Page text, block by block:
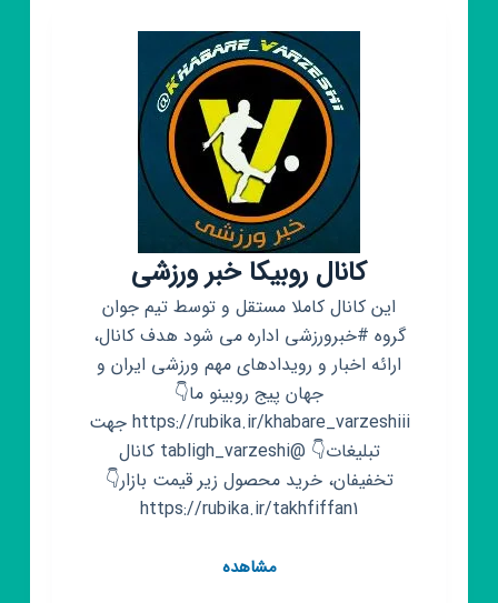
کانال روبیکا خبر ورزشی
این کانال کاملا مستقل و توسط تیم جوان
گروه #خبرورزشی اداره می شود هدف کانال،
ارائه اخبار و رویدادهای مهم ورزشی ایران و
جهان پیج روبینو ما👇
https://rubika.ir/khabare_varzeshiii جهت
تبلیغات👇 @tabligh_varzeshi کانال
تخفیفان، خرید محصول زیر قیمت بازار👇
https://rubika.ir/takhfiffan1
مشاهدهکانال